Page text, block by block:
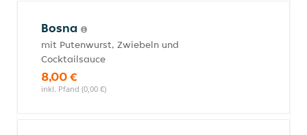
Bosna
mit Putenwurst, Zwiebeln und
Cocktailsauce
8,00 €
inkl. Pfand (0,00 €)